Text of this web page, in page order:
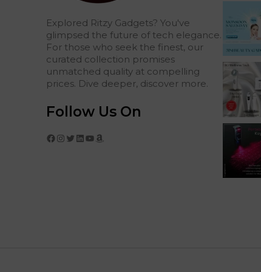
Explored Ritzy Gadgets? You've
glimpsed the future of tech elegance.
For those who seek the finest, our
curated collection promises
unmatched quality at compelling
prices. Dive deeper, discover more.
Follow Us On
Facebook Instagram Twitter LinkedIn YouTube Amazon